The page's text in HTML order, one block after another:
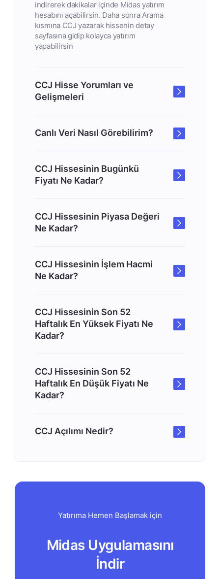
indirerek dakikalar içinde Midas yatırım
hesabını açabilirsin. Daha sonra Arama
kısmına CCJ yazarak hissenin detay
sayfasına gidip kolayca yatırım
yapabilirsin
CCJ Hisse Yorumları ve
Gelişmeleri
Canlı Veri Nasıl Görebilirim?
CCJ Hissesinin Bugünkü
Fiyatı Ne Kadar?
CCJ Hissesinin Piyasa Değeri
Ne Kadar?
CCJ Hissesinin İşlem Hacmi
Ne Kadar?
CCJ Hissesinin Son 52
Haftalık En Yüksek Fiyatı Ne
Kadar?
CCJ Hissesinin Son 52
Haftalık En Düşük Fiyatı Ne
Kadar?
CCJ Açılımı Nedir?
Yatırıma Hemen Başlamak için
Midas Uygulamasını
İndir